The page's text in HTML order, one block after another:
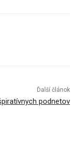
Ďalší článok
podnetov